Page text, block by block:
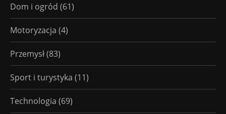
Dom i ogród (61)
Motoryzacja (4)
Przemysł(83)
Sport i turystyka (11)
Technologia (69)